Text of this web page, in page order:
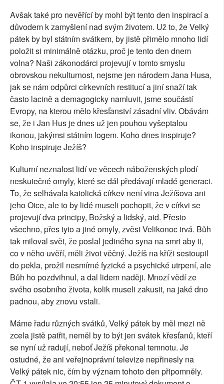
Avšak také pro nevěřící by mohl být tento den inspirací a
důvodem k zamyšlení nad svým životem. Už to, že Velký
pátek by byl státním svátkem, by jistě přimělo mnoho lidí
položit si minimálně otázku, proč je tento den dnem
volna? Naši zákonodárci projevují v tomto smyslu
obrovskou nekulturnost, nejsme jen národem Jana Husa,
jak se nám odpůrci církevních restitucí a jiní snaží tak
často lacině a demagogicky namluvit, jsme součástí
Evropy, na kterou mělo křesťanství zásadní vliv. Obávám
se, že i Jan Hus je dnes už jen pouhou vyšeptalou
ikonou, jakýmsi státním logem. Koho dnes inspiruje?
Koho inspiruje Ježíš?
Kulturní neznalost lidí ve věcech náboženských plodí
neskutečné omyly, které se dál předávají mladé generaci.
To, že selhávala katolická církev není vina Ježíšova ani
jeho Otce, ale to by lidé museli pochopit, že v církvi se
projevují dva principy, Božský a lidský, atd. Přesto
všechno, přes tyto a jiné omyly, zvěst Velikonoc trvá. Bůh
tak miloval svět, že poslal jediného syna na smrt aby ti,
co v něho uvěří, měli život věčný. Ježíš na kříži sestoupil
do pekla, prožil nesmírné fyzické a psychické utrpení, ale
Bůh ho pozdvihnul, a dal lidem naději. Mnozí vědí ze
svého osobního života, kolik museli zakusit, na jaké dno
padnou, aby znovu vstali.
Máme řadu různých svátků, Velký pátek by měl mezi ně
zcela jistě patřit, neměl by to být jen svátek křesťanů, kteří
se nyní už radují, neboť Ježíš překonal temnotu. Je
ostudné, že ani veřejnoprávní televize nepřinesly na
Velký pátek nic, čím by význam tohoto den připomněly.